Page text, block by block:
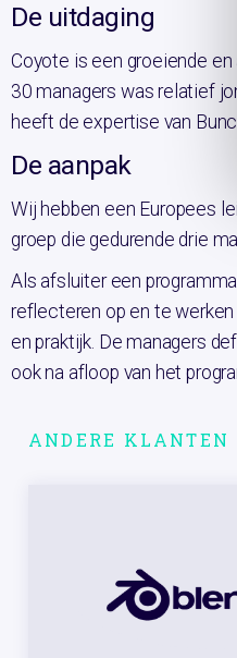
De uitdaging
Coyote is een groeiende
30 managers was relatief
heeft de expertise van
De aanpak
Wij hebben een Europees
groep die gedurende drie
Als afsluiter een
reflecteren op en te
en praktijk. De managers
ook na afloop van het
ANDERE KLANTEN